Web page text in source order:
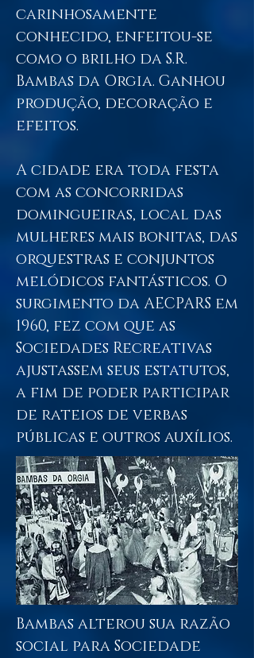
carinhosamente
conhecido, enfeitou-se
como o brilho da S.R.
Bambas da Orgia. Ganhou
produção, decoração e
efeitos.
A cidade era toda festa
com as concorridas
domingueiras, local das
mulheres mais bonitas, das
orquestras e conjuntos
melódicos fantásticos. O
surgimento da AECPARS em
1960, fez com que as
Sociedades Recreativas
ajustassem seus estatutos,
a fim de poder participar
de rateios de verbas
públicas e outros auxílios.
Bambas alterou sua razão
social para Sociedade